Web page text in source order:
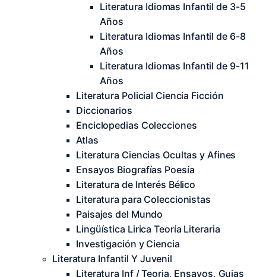
Literatura Idiomas Infantil de 3-5
Años
Literatura Idiomas Infantil de 6-8
Años
Literatura Idiomas Infantil de 9-11
Años
Literatura Policial Ciencia Ficción
Diccionarios
Enciclopedias Colecciones
Atlas
Literatura Ciencias Ocultas y Afines
Ensayos Biografías Poesía
Literatura de Interés Bélico
Literatura para Coleccionistas
Paisajes del Mundo
Lingüística Lirica Teoría Literaria
Investigación y Ciencia
Literatura Infantil Y Juvenil
Literatura Inf / Teoria, Ensayos, Guias